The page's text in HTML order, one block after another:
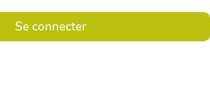
Se connecter